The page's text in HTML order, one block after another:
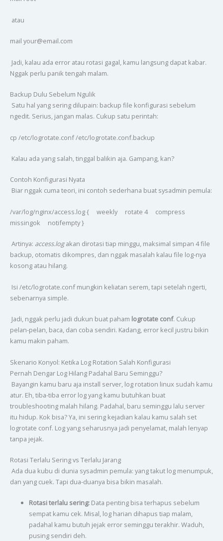
atau
mail your@email.com
Jadi, kalau ada error atau rotasi gagal, kamu langsung dapat kabar.
Nggak perlu panik tengah malam.
Backup Dulu Sebelum Ngulik
Satu hal yang sering dilupain: backup file konfigurasi sebelum
ngedit. Serius, jangan malas. Cukup satu perintah:
cp /etc/logrotate.conf /etc/logrotate.conf.backup
Kalau ada yang salah, tinggal balikin aja. Gampang, kan?
Contoh Konfigurasi Nyata
Biar nggak cuma teori, ini contoh sederhana buat sysadmin pemula:
/var/log/nginx/access.log { weekly rotate 4 compress
missingok notifempty }
Artinya: access.logakan dirotasi tiap minggu, maksimal simpan 4 file
backup, otomatis dikompres, dan nggak masalah kalau file log-nya
kosong atau hilang.
Isi /etc/logrotate.conf mungkin keliatan serem, tapi setelah ngerti,
sebenarnya simple.
Jadi, nggak perlu jadi dukun buat paham logrotate conf. Cukup
pelan-pelan, baca, dan coba sendiri. Kadang, error kecil justru bikin
kamu makin paham.
Skenario Konyol: Ketika Log Rotation Salah Konfigurasi
Pernah Dengar Log Hilang Padahal Baru Seminggu?
Bayangin kamu baru aja install server, log rotation linux sudah kamu
atur. Eh, tiba-tiba error log yang kamu butuhkan buat
troubleshooting malah hilang. Padahal, baru seminggu lalu server
itu hidup. Kok bisa? Ya, ini sering kejadian kalau kamu salah set
logrotate conf. Log yang seharusnya jadi penyelamat, malah lenyap
tanpa jejak.
Rotasi Terlalu Sering vs Terlalu Jarang
Ada dua kubu di dunia sysadmin pemula: yang takut log menumpuk,
dan yang cuek. Tapi dua-duanya bisa bikin masalah.
Rotasi terlalu sering:Data penting bisa terhapus sebelum
sempat kamu cek. Misal, log harian dihapus tiap malam,
padahal kamu butuh jejak error seminggu terakhir. Waduh,
pusing sendiri deh.